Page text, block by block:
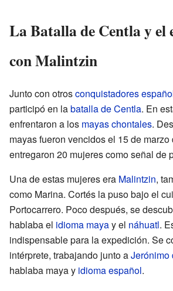
La Batalla de Centla y el
con Malintzin
Junto con otrosconquistadores
participó en labatalla de Centla. En
enfrentaron a los mayas chontales.
mayas fueron vencidos el 15 de marzo
entregaron 20 mujeres como señal de
Una de estas mujeres era Malintzin,
como Marina. Cortés la puso bajo el
Portocarrero. Poco después, se
hablaba el idioma mayay el náhuatl.
indispensable para la expedición. Se
intérprete, trabajando junto aJerónimo
hablaba maya y idioma español.